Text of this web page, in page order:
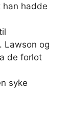
hadde
Lawson og
de forlot
syke